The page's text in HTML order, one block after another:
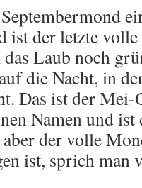
ist der letzte
Laub noch
die Nacht, in
Das ist der Mei-
Namen und ist
der volle
ist, sprich man